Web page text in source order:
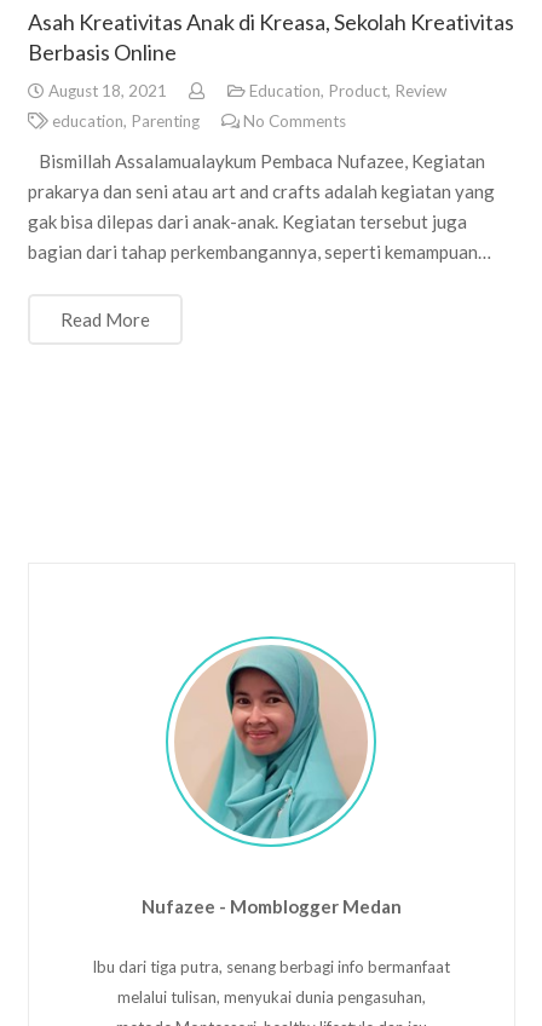
Asah Kreativitas Anak di Kreasa, Sekolah Kreativitas
Berbasis Online
August 18, 2021 Education, Product, Review
education, Parenting No Comments
Bismillah Assalamualaykum Pembaca Nufazee, Kegiatan
prakarya dan seni atau art and crafts adalah kegiatan yang
gak bisa dilepas dari anak-anak. Kegiatan tersebut juga
bagian dari tahap perkembangannya, seperti kemampuan…
Read More
Nufazee - Momblogger Medan
Ibu dari tiga putra, senang berbagi info bermanfaat
melalui tulisan, menyukai dunia pengasuhan,